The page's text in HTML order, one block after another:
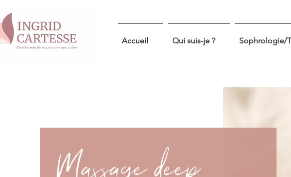
Accueil Qui suis-je ? Sophrologie/